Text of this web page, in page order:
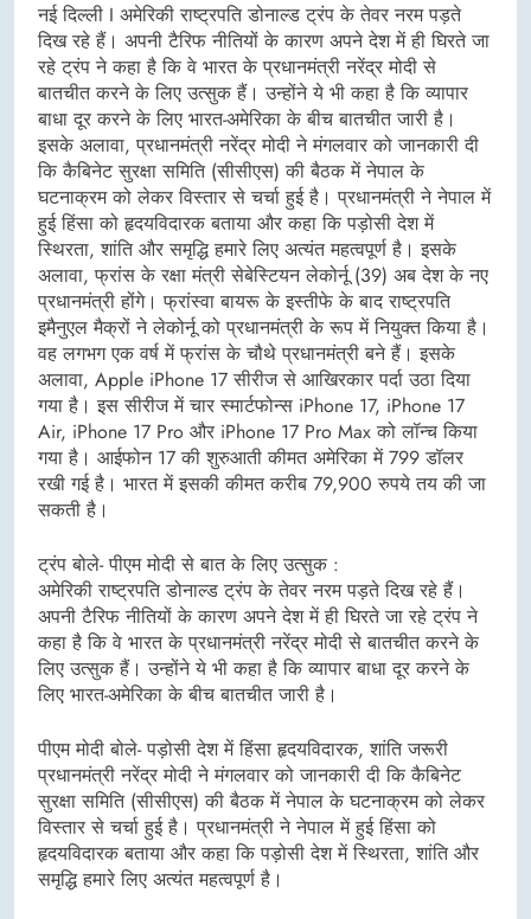
नई दिल्ली I अमेरिकी राष्ट्रपति डोनाल्ड ट्रंप के तेवर नरम पड़ते
दिख रहे हैं। अपनी टैरिफ नीतियों के कारण अपने देश में ही घिरते जा
रहे ट्रंप ने कहा है कि वे भारत के प्रधानमंत्री नरेंद्र मोदी से
बातचीत करने के लिए उत्सुक हैं। उन्होंने ये भी कहा है कि व्यापार
बाधा दूर करने के लिए भारत-अमेरिका के बीच बातचीत जारी है।
इसके अलावा, प्रधानमंत्री नरेंद्र मोदी ने मंगलवार को जानकारी दी
कि कैबिनेट सुरक्षा समिति (सीसीएस) की बैठक में नेपाल के
घटनाक्रम को लेकर विस्तार से चर्चा हुई है। प्रधानमंत्री ने नेपाल में
हुई हिंसा को हृदयविदारक बताया और कहा कि पड़ोसी देश में
स्थिरता, शांति और समृद्धि हमारे लिए अत्यंत महत्वपूर्ण है। इसके
अलावा, फ्रांस के रक्षा मंत्री सेबेस्टियन लेकोर्नू (39) अब देश के नए
प्रधानमंत्री होंगे। फ्रांस्वा बायरू के इस्तीफे के बाद राष्ट्रपति
इमैनुएल मैक्रों ने लेकोर्नू को प्रधानमंत्री के रूप में नियुक्त किया है।
वह लगभग एक वर्ष में फ्रांस के चौथे प्रधानमंत्री बने हैं। इसके
अलावा, Apple iPhone 17 सीरीज से आखिरकार पर्दा उठा दिया
गया है। इस सीरीज में चार स्मार्टफोन्स iPhone 17, iPhone 17
Air, iPhone 17 Pro और iPhone 17 Pro Max को लॉन्च किया
गया है। आईफोन 17 की शुरुआती कीमत अमेरिका में 799 डॉलर
रखी गई है। भारत में इसकी कीमत करीब 79,900 रुपये तय की जा
सकती है।
ट्रंप बोले- पीएम मोदी से बात के लिए उत्सुक :
अमेरिकी राष्ट्रपति डोनाल्ड ट्रंप के तेवर नरम पड़ते दिख रहे हैं।
अपनी टैरिफ नीतियों के कारण अपने देश में ही घिरते जा रहे ट्रंप ने
कहा है कि वे भारत के प्रधानमंत्री नरेंद्र मोदी से बातचीत करने के
लिए उत्सुक हैं। उन्होंने ये भी कहा है कि व्यापार बाधा दूर करने के
लिए भारत-अमेरिका के बीच बातचीत जारी है।
पीएम मोदी बोले- पड़ोसी देश में हिंसा हृदयविदारक, शांति जरूरी
प्रधानमंत्री नरेंद्र मोदी ने मंगलवार को जानकारी दी कि कैबिनेट
सुरक्षा समिति (सीसीएस) की बैठक में नेपाल के घटनाक्रम को लेकर
विस्तार से चर्चा हुई है। प्रधानमंत्री ने नेपाल में हुई हिंसा को
हृदयविदारक बताया और कहा कि पड़ोसी देश में स्थिरता, शांति और
समृद्धि हमारे लिए अत्यंत महत्वपूर्ण है।